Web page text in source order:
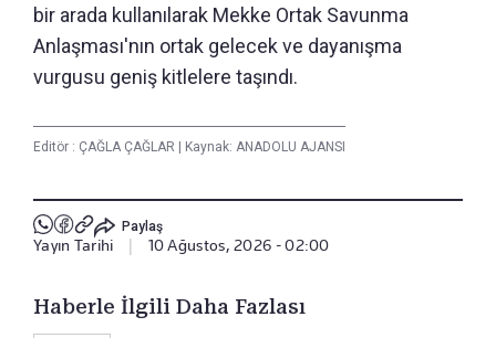
bir arada kullanılarak Mekke Ortak Savunma
Anlaşması'nın ortak gelecek ve dayanışma
vurgusu geniş kitlelere taşındı.
Editör : ÇAĞLA ÇAĞLAR Kaynak: ANADOLU AJANSI
Paylaş
Yayın Tarihi 10 Ağustos, 2026 - 02:00
Haberle İlgili Daha Fazlası